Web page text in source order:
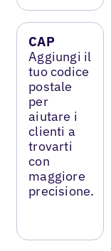
CAP
Aggiungi il
tuo codice
postale
per
aiutare i
clienti a
trovarti
con
maggiore
precisione.